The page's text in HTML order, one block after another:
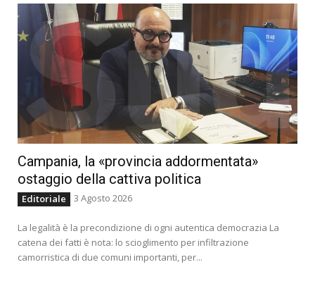
Campania, la «provincia addormentata»
ostaggio della cattiva politica
Editoriale 3 Agosto 2026
La legalità è la precondizione di ogni autentica democrazia La
catena dei fatti è nota: lo scioglimento per infiltrazione
camorristica di due comuni importanti, per...